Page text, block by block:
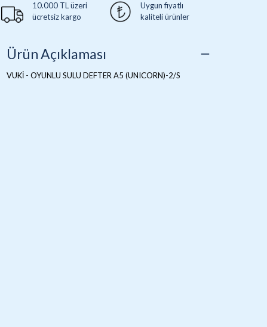
10.000 TL üzeri
ücretsiz kargo
Uygun fiyatlı
kaliteli ürünler
Ürün Açıklaması
VUKİ - OYUNLU SULU DEFTER A5 (UNICORN)-2/S